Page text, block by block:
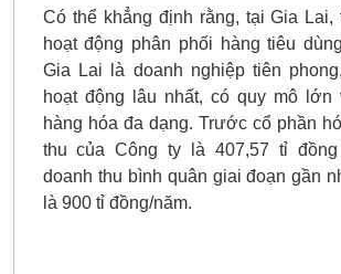
Có thể khẳng định rằng, tại Gia
hoạt động phân phối hàng tiêu
Gia Lai là doanh nghiệp tiên
hoạt động lâu nhất, có quy mô lớn
hàng hóa đa dạng. Trước cổ phần
thu của Công ty là 407,57 tỉ
doanh thu bình quân giai đoạn gần
là 900 tỉ đồng/năm.